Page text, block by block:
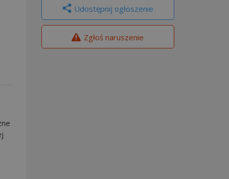
Udostępnij ogłoszenie
Zgłoś naruszenie